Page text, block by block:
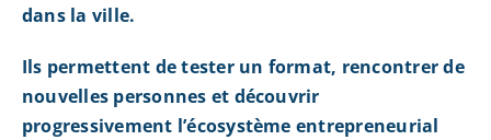
dans la ville.
Ils permettent de tester un format, rencontrer de
nouvelles personnes et découvrir
progressivement l’écosystème entrepreneurial